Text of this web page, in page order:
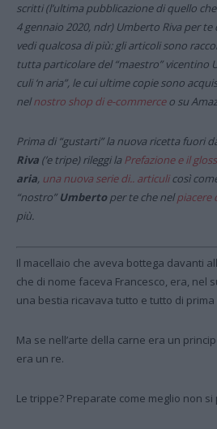
scritti (l’ultima pubblicazione di quello
4 gennaio 2020, ndr) Umberto Riva per te
vedi qualcosa di più: gli articoli sono
tutta particolare del “maestro” vicentino
culi ‘n aria”, le cui ultime copie sono
nelnostro shop di e-commerceo su
Prima di “gustarti” la nuova ricetta fuori
Riva (’e tripe) rileggi la Prefazione e il
aria, una nuova serie di.. articulicosì
“nostro”Umbertoper te che nelpiacere
più.
Il macellaio che aveva bottega davanti
che di nome faceva Francesco, era, nel
una bestia ricavava tutto e tutto di
Ma se nell’arte della carne era un
era un re.
Le trippe? Preparate come meglio non